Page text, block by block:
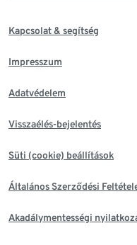
Kapcsolat & segítség
Impresszum
Adatvédelem
Visszaélés-bejelentés
Süti (cookie) beállítások
Általános Szerződési
Akadálymentességi